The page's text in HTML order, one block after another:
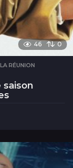
46 0
,LA RÉUNION
saison